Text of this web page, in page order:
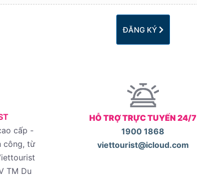
ĐĂNG KÝ
cấp -
công, từ
TM Du
HỖ TRỢ TRỰC TUYẾN 24/7
1900 1868
viettourist@icloud.com